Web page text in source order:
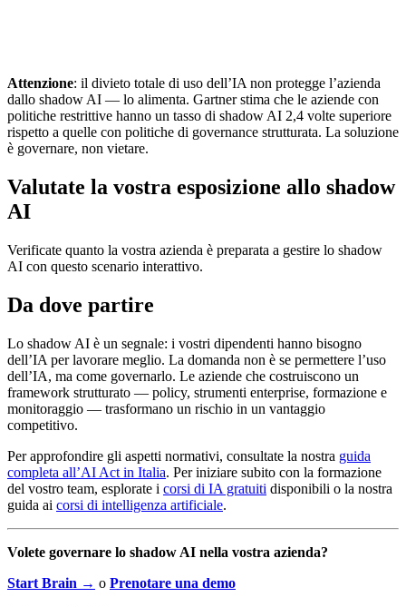
Attenzione: il divieto totale di uso dell’IA non protegge l’azienda
dallo shadow AI — lo alimenta. Gartner stima che le aziende con
politiche restrittive hanno un tasso di shadow AI 2,4 volte superiore
rispetto a quelle con politiche di governance strutturata. La soluzione
è governare, non vietare.
Valutate la vostra esposizione allo shadow
AI
Verificate quanto la vostra azienda è preparata a gestire lo shadow
AI con questo scenario interattivo.
Da dove partire
Lo shadow AI è un segnale: i vostri dipendenti hanno bisogno
dell’IA per lavorare meglio. La domanda non è se permettere l’uso
dell’IA, ma come governarlo. Le aziende che costruiscono un
framework strutturato — policy, strumenti enterprise, formazione e
monitoraggio — trasformano un rischio in un vantaggio
competitivo.
Per approfondire gli aspetti normativi, consultate la nostra guida
completa all’AI Act in Italia. Per iniziare subito con la formazione
del vostro team, esplorate i corsi di IA gratuiti disponibili o la nostra
guida ai corsi di intelligenza artificiale.
Volete governare lo shadow AI nella vostra azienda?
Start Brain → o Prenotare una demo